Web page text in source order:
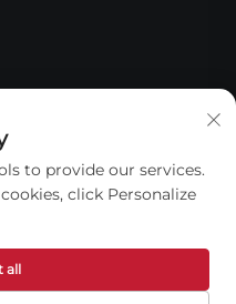
Shandong Jinding
to provide our services.
click Personalize
all